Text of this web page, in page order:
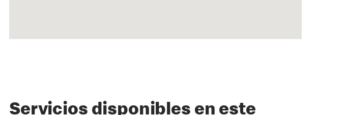
Servicios disponibles en este